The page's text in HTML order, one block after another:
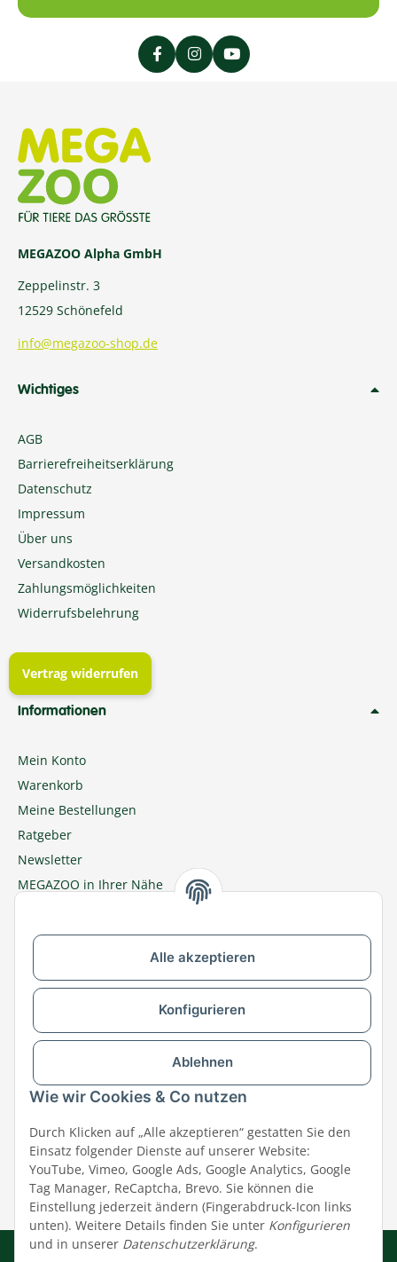
Alle akzeptieren
Konfigurieren
Ablehnen
Wie wir Cookies & Co nutzen
Durch Klicken auf „Alle akzeptieren“ gestatten Sie den
Einsatz folgender Dienste auf unserer Website:
YouTube, Vimeo, Google Ads, Google Analytics, Google
Tag Manager, ReCaptcha, Brevo. Sie können die
Einstellung jederzeit ändern (Fingerabdruck-Icon links
unten). Weitere Details finden Sie unter Konfigurieren
und in unserer Datenschutzerklärung.
MEGAZOO Alpha GmbH
Zeppelinstr. 3
12529 Schönefeld
info@megazoo-shop.de
Wichtiges
AGB
Barrierefreiheitserklärung
Datenschutz
Impressum
Über uns
Versandkosten
Zahlungsmöglichkeiten
Widerrufsbelehrung
Vertrag widerrufen
Informationen
Mein Konto
Warenkorb
Meine Bestellungen
Ratgeber
Newsletter
MEGAZOO in Ihrer Nähe
Zu MEGAZOO-nord.de wechseln
Versandpartner & Zahlungsmöglichkeiten
Impressum|AGB|Datenschutz